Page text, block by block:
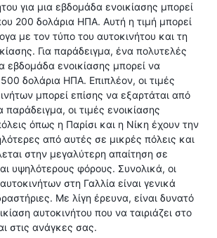
για μια εβδομάδα ενοικίασης μπορεί
200 δολάρια ΗΠΑ. Αυτή η τιμή μπορεί
με τον τύπο του αυτοκινήτου και τη
Για παράδειγμα, ένα πολυτελές
εβδομάδα ενοικίασης μπορεί να
δολάρια ΗΠΑ. Επιπλέον, οι τιμές
μπορεί επίσης να εξαρτάται από
παράδειγμα, οι τιμές ενοικίασης
όπως η Παρίσι και η Νίκη έχουν την
από αυτές σε μικρές πόλεις και
στην μεγαλύτερη απαίτηση σε
υψηλότερους φόρους. Συνολικά, οι
στη Γαλλία είναι γενικά
Με λίγη έρευνα, είναι δυνατό
αυτοκινήτου που να ταιριάζει στο
στις ανάγκες σας.